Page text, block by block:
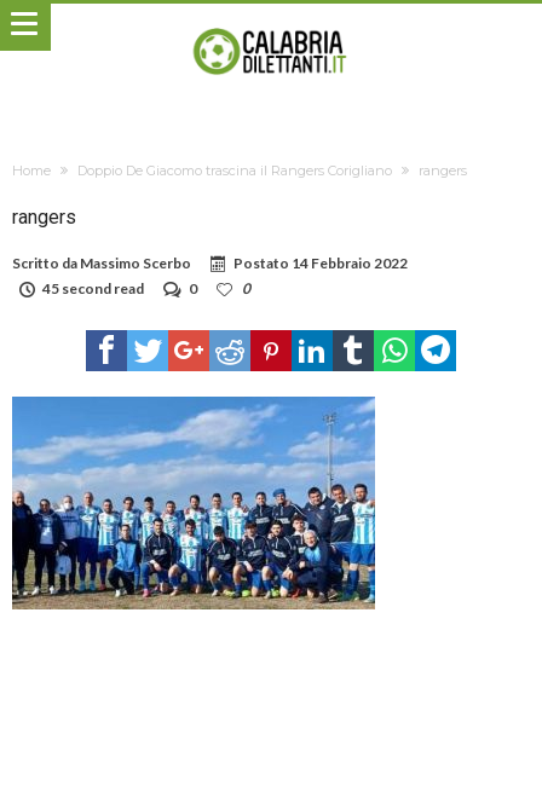
Home Doppio De Giacomo trascina il Rangers Corigliano rangers
rangers
Scritto da Massimo Scerbo Postato 14 Febbraio 2022
45 second read
0 0